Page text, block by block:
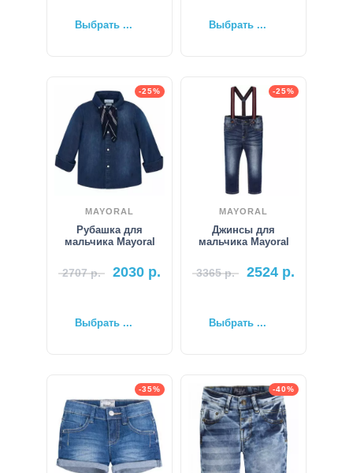
Выбрать ... Выбрать ...
-25%
MAYORAL
Рубашка для
мальчика Mayoral
2707р. 2030 р.
Выбрать ...
-25%
MAYORAL
Джинсы для
мальчика Mayoral
3365р. 2524 р.
Выбрать ...
-35% -40%